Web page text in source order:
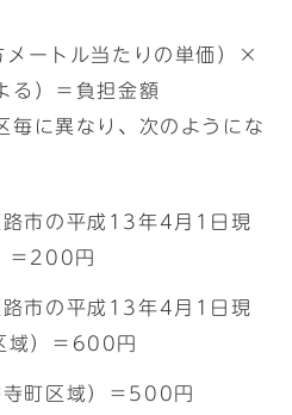
メートル当たりの単価）×
る）＝負担金額
毎に異なり、次のようにな
市の平成13年4月1日現
＝200円
市の平成13年4月1日現
域）＝600円
町区域）＝500円